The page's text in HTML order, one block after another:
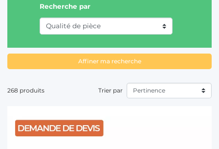
CASE IH (45)
CATERPILLAR (5)
CLAAS / RENAULT (40)
DEUTZ-FAHR (42)
FENDT (20)
FIAT/SOMECA (6)
Recherche par
Affiner ma recherche
268 produits Trier par